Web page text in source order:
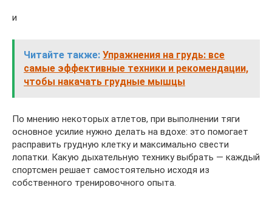
и
Читайте также: Упражнения на грудь: все
самые эффективные техники и рекомендации,
чтобы накачать грудные мышцы
По мнению некоторых атлетов, при выполнении тяги
основное усилие нужно делать на вдохе: это помогает
расправить грудную клетку и максимально свести
лопатки. Какую дыхательную технику выбрать — каждый
спортсмен решает самостоятельно исходя из
собственного тренировочного опыта.